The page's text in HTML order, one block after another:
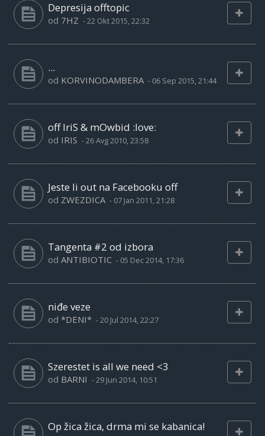
Depresija offtopic
od 7HZ -22 Okt 2015, 22:32
...
od KORVINODAMBERA - 06 Sep 2015, 21:44
off IriS & mOwbid :love:
od IRIS -26 Avg 2010, 23:58
Jeste li out na Facebooku off
od ZWEZDICA - 07 Jan 2011, 21:28
Tangenta #2 od izbora
od ANTIBIOTIC - 05 Dec 2014, 17:36
niđe veze
od *DENI* -20 Jul 2014, 22:27
Szerestet is all we need <3
od BARNI -29 Jun 2014, 10:51
Op žica žica, drma mi se kabanica!